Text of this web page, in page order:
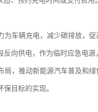
车辆充电，减少碳排放，促
向供电，作为临时应急电源
，推动新能源汽车普及和绿
目标的实现。